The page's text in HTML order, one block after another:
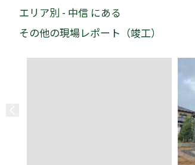
エリア別 - 中信 にある
その他の現場レポート（竣工）